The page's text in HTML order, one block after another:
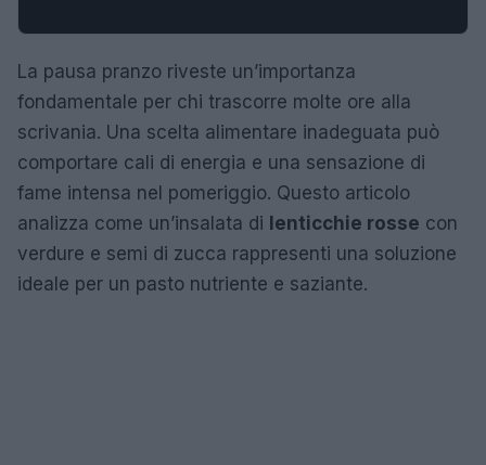
La pausa pranzo riveste un’importanza
fondamentale per chi trascorre molte ore alla
scrivania. Una scelta alimentare inadeguata può
comportare cali di energia e una sensazione di
fame intensa nel pomeriggio. Questo articolo
analizza come un’insalata di lenticchie rosse con
verdure e semi di zucca rappresenti una soluzione
ideale per un pasto nutriente e saziante.